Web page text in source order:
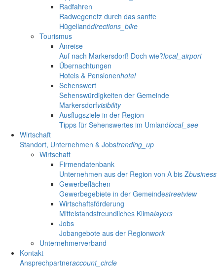
Radfahren
Radwegenetz durch das sanfte
Hügellanddirections_bike
Tourismus
Anreise
Auf nach Markersdorf! Doch wie?local_airport
Übernachtungen
Hotels & Pensionenhotel
Sehenswert
Sehenswürdigkeiten der Gemeinde
Markersdorfvisibility
Ausflugsziele in der Region
Tipps für Sehenswertes im Umlandlocal_see
Wirtschaft
Standort, Unternehmen & Jobstrending_up
Wirtschaft
Firmendatenbank
Unternehmen aus der Region von A bis Zbusiness
Gewerbeflächen
Gewerbegebiete in der Gemeindestreetview
Wirtschaftsförderung
Mittelstandsfreundliches Klimalayers
Jobs
Jobangebote aus der Regionwork
Unternehmerverband
Kontakt
Ansprechpartneraccount_circle